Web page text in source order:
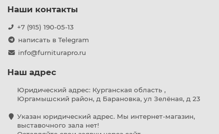
Наши контакты
+7 (915) 190-05-13
написать в Telegram
info@furniturapro.ru
Наш адрес
Юридический адрес: Курганская область ,
Юргамышский район, д Барановка, ул Зелёная, д 23
Указан юридический адрес. Мы интернет-магазин,
выставочного зала нет!